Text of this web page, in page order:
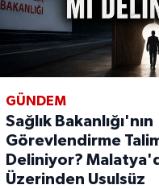
GÜNDEM
Sağlık Bakanlığı'nın
Görevlendirme
Deliniyor?
Üzerinden Usulsüz